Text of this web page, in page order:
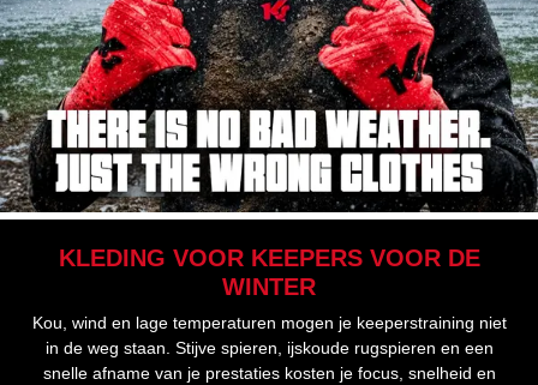
KLEDING VOOR KEEPERS VOOR DE
WINTER
Kou, wind en lage temperaturen mogen je keeperstraining niet
in de weg staan. Stijve spieren, ijskoude rugspieren en een
snelle afname van je prestaties kosten je focus, snelheid en